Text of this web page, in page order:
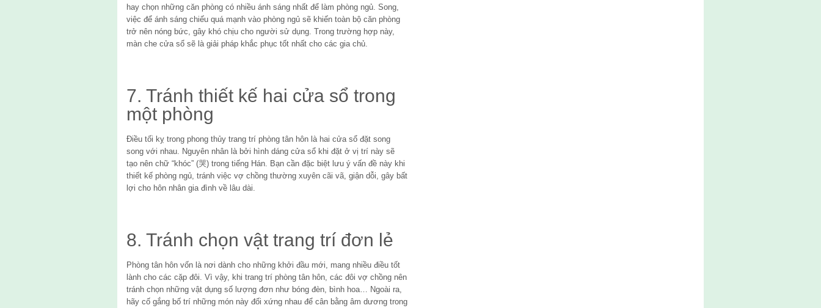
hay chọn những căn phòng có nhiều ánh sáng nhất để làm phòng ngủ. Song,
việc để ánh sáng chiếu quá mạnh vào phòng ngủ sẽ khiến toàn bộ căn phòng
trở nên nóng bức, gây khó chịu cho người sử dụng. Trong trường hợp này,
màn che cửa sổ sẽ là giải pháp khắc phục tốt nhất cho các gia chủ.
7. Tránh thiết kế hai cửa sổ trong
một phòng
Điều tối kỵ trong phong thủy trang trí phòng tân hôn là hai cửa sổ đặt song
song với nhau. Nguyên nhân là bởi hình dáng cửa sổ khi đặt ở vị trí này sẽ
tạo nên chữ “khóc” (哭) trong tiếng Hán. Bạn cần đặc biệt lưu ý vấn đề này khi
thiết kế phòng ngủ, tránh việc vợ chồng thường xuyên cãi vã, giận dỗi, gây bất
lợi cho hôn nhân gia đình về lâu dài.
8. Tránh chọn vật trang trí đơn lẻ
Phòng tân hôn vốn là nơi dành cho những khởi đầu mới, mang nhiều điều tốt
lành cho các cặp đôi. Vì vậy, khi trang trí phòng tân hôn, các đôi vợ chồng nên
tránh chọn những vật dụng số lượng đơn như bóng đèn, bình hoa… Ngoài ra,
hãy cố gắng bố trí những món này đối xứng nhau để cân bằng âm dương trong